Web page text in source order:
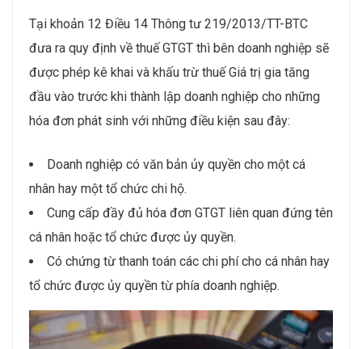
Tại khoản 12 Điều 14 Thông tư 219/2013/TT-BTC
đưa ra quy định về thuế GTGT thì bên doanh nghiệp sẽ
được phép kê khai và khấu trừ thuế Giá trị gia tăng
đầu vào trước khi thành lập doanh nghiệp cho những
hóa đơn phát sinh với những điều kiện sau đây:
Doanh nghiệp có văn bản ủy quyền cho một cá
nhân hay một tổ chức chi hộ.
Cung cấp đầy đủ hóa đơn GTGT liên quan đứng tên
cá nhân hoặc tổ chức được ủy quyền.
Có chứng từ thanh toán các chi phí cho cá nhân hay
tổ chức được ủy quyền từ phía doanh nghiệp.